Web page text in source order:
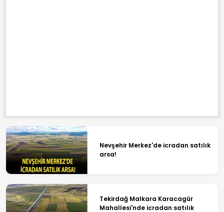
Nevşehir Merkez'de icradan satılık
arsa!
Tekirdağ Malkara Karacagür
Mahallesi'nde icradan satılık